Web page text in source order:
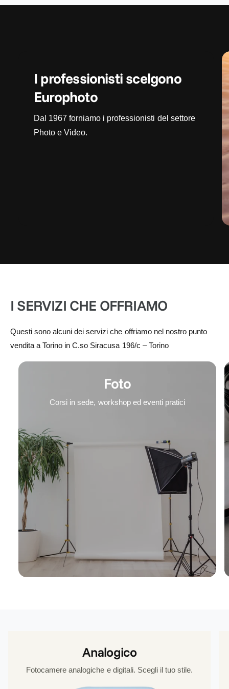
I professionisti scelgono
Europhoto
Dal 1967 forniamo i professionisti del settore
Photo e Video.
I SERVIZI CHE OFFRIAMO
Questi sono alcuni dei servizi che offriamo nel nostro punto
vendita a Torino in C.so Siracusa 196/c – Torino
Foto
Corsi in sede, workshop ed eventi pratici
Analogico
Fotocamere analogiche e digitali. Scegli il tuo stile.